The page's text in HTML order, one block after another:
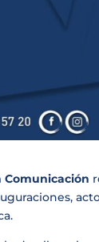
Comunicación